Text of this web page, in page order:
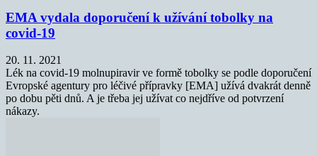
EMA vydala doporučení k užívání tobolky na
covid-19
20. 11. 2021
Lék na covid-19 molnupiravir ve formě tobolky se podle doporučení
Evropské agentury pro léčivé přípravky [EMA] užívá dvakrát denně
po dobu pěti dnů. A je třeba jej užívat co nejdříve od potvrzení
nákazy.